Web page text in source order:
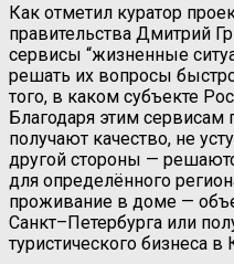
Как отметил куратор
правительства Дмитрий
сервисы “жизненные
решать их вопросы
того, в каком субъекте
Благодаря этим сервисам
получают качество, не
другой стороны —
для определённого
проживание в доме —
Санкт–Петербурга или
туристического бизнеса